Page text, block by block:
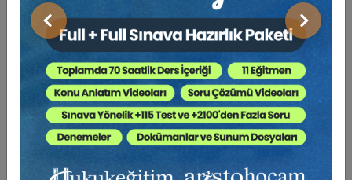
Önceki Sonraki
verdim.
Kitabı sizlere tanıtırken bir önemli noktayı da belirtmem
uygun olacaktır: İstinaf kavramı, pozitif hukukumuzdaki
yerini almış, 20 Temmuz 2016 tarihinde Bölge Adliye
Mahkemeleri (BAM) faaliyete geçmişlerdir.
İstinaf kanun yolunun ülkemizde kabul edilmiş olması ile
bölümlerinde bu konuda geniş açıklamalarımı ve yorumlarımı